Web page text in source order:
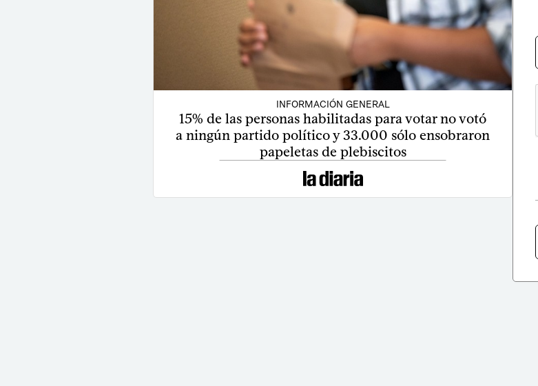
INFORMACIÓN GENERAL
15% de las personas habilitadas para votar no votó
a ningún partido político y 33.000 sólo ensobraron
papeletas de plebiscitos